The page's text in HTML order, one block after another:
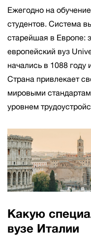
Ежегодно на
студентов. Система
старейшая в Европе:
европейский вуз
начались в 1088
Страна привлекает
мировыми
уровнем
Какую
вузе Италии